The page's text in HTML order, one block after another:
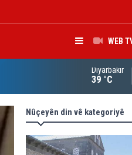
WEB
Iraqê Fermandariya
Diyarbakır
39 °C
Nûçeyên din vê kategoriyê